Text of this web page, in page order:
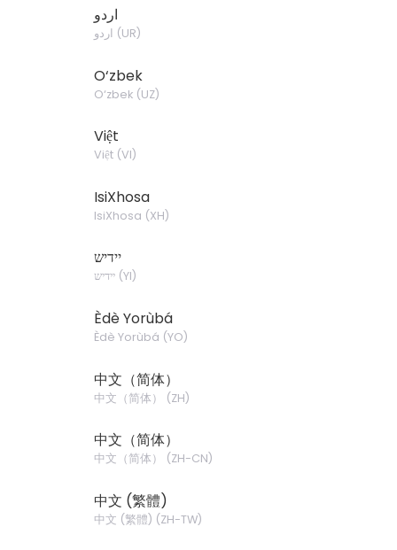
اردو
اردو (UR)
O‘zbek
O‘zbek(UZ)
Việt
Việt(VI)
IsiXhosa
IsiXhosa (XH)
יידיש
יידיש(YI)
Èdè Yorùbá
Èdè Yorùbá (YO)
中文（简体）
中文（简体） (ZH)
中文（简体）
中文（简体） (ZH-CN)
中文 (繁體)
中文 (繁體) (ZH-TW)